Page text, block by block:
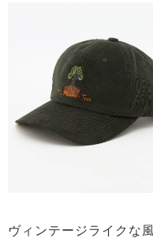
ヴィンテージライクな